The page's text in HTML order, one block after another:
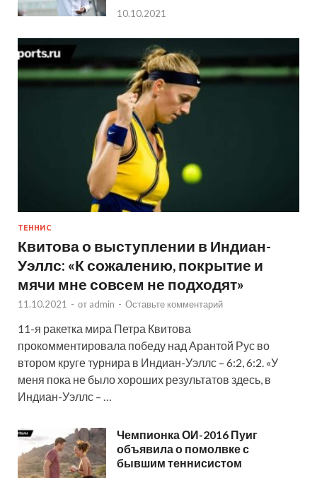
10.10.2021
ТЕННИС
Квитова о выступлении в Индиан-
Уэллс: «К сожалению, покрытие и
мячи мне совсем не подходят»
11.10.2021 - от admin - Оставьте комментарий
11-я ракетка мира Петра Квитова
прокомментировала победу над Арантой Рус во
втором круге турнира в Индиан-Уэллс – 6:2, 6:2. «У
меня пока не было хороших результатов здесь, в
Индиан-Уэллс – …
Чемпионка ОИ-2016 Пуиг
объявила о помолвке с
бывшим теннисистом